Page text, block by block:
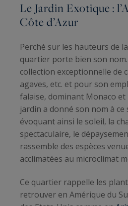
Le Jardin Exotique :
Côte d’Azur
Perché sur les hauteurs de
quartier porte bien son
collection exceptionnelle de
agaves, etc. et pour son
falaise, dominant Monaco et
jardin a donné son nom à
évoquant ainsi le soleil, la
spectaculaire, le
rassemble des espèces
acclimatées au microclimat
Ce quartier rappelle les
retrouver en Amérique du